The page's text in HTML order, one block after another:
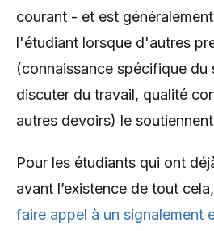
courant - et est
l'étudiant lorsque d'autres
(connaissance spécifique du
discuter du travail, qualité
autres devoirs) le
Pour les étudiants qui ont
avant l’existence de tout
faire appel à un signalement